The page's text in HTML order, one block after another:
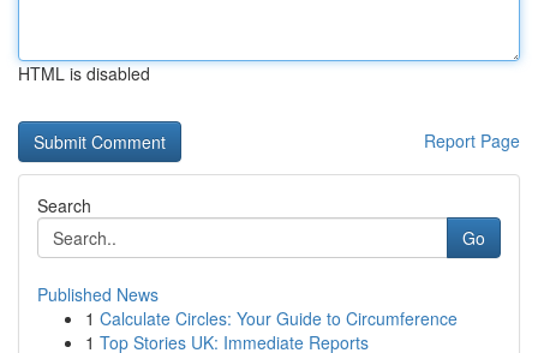
HTML is disabled
Report Page
Search
Go
Published News
1 Calculate Circles: Your Guide to Circumference
1 Top Stories UK: Immediate Reports